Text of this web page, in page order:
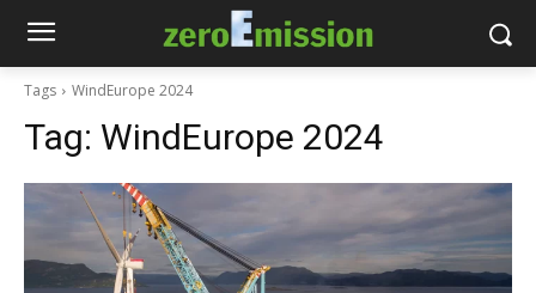
Tags WindEurope 2024
Tag: WindEurope 2024